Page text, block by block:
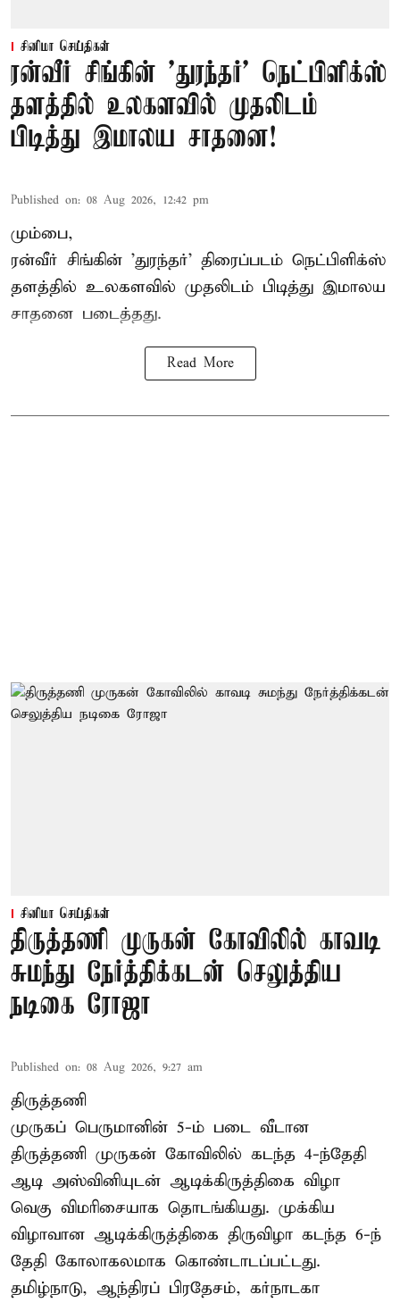
சினிமா செய்திகள்
ரன்வீர் சிங்கின் 'துரந்தர்' நெட்பிளிக்ஸ்
தளத்தில் உலகளவில் முதலிடம்
பிடித்து இமாலய சாதனை!
Published on: 08 Aug 2026, 12:42 pm
மும்பை,
ரன்வீர் சிங்கின் 'துரந்தர்' திரைப்படம் நெட்பிளிக்ஸ்
தளத்தில் உலகளவில் முதலிடம் பிடித்து இமாலய
சாதனை படைத்தது.
Read More
சினிமா செய்திகள்
திருத்தணி முருகன் கோவிலில் காவடி
சுமந்து நேர்த்திக்கடன் செலுத்திய
நடிகை ரோஜா
Published on: 08 Aug 2026, 9:27 am
திருத்தணி
முருகப் பெருமானின் 5-ம் படை வீடான
திருத்தணி முருகன் கோவிலில் கடந்த 4-ந்தேதி
ஆடி அஸ்வினியுடன் ஆடிக்கிருத்திகை விழா
வெகு விமரிசையாக தொடங்கியது. முக்கிய
விழாவான ஆடிக்கிருத்திகை திருவிழா கடந்த 6-ந்
தேதி கோலாகலமாக கொண்டாடப்பட்டது.
தமிழ்நாடு, ஆந்திரப் பிரதேசம், கர்நாடகா